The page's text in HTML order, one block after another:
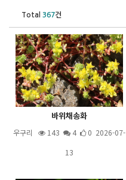
Total 367건
바위채송화
우구리 143 4
0 2026-07-
13